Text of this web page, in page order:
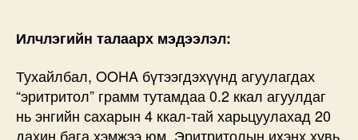
Илчлэгийн талаарх мэдээлэл:
Тухайлбал, OOHA бүтээгдэхүүнд агуулагдах
“эритритол” грамм тутамдаа 0.2 ккал агуулдаг
нь энгийн сахарын 4 ккал-тай харьцуулахад 20
дахин бага хэмжээ юм. Эритритолын ихэнх хувь